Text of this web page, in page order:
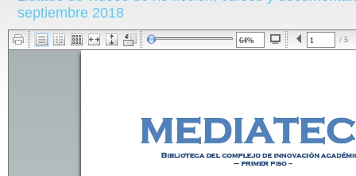
septiembre 2018
/ 5